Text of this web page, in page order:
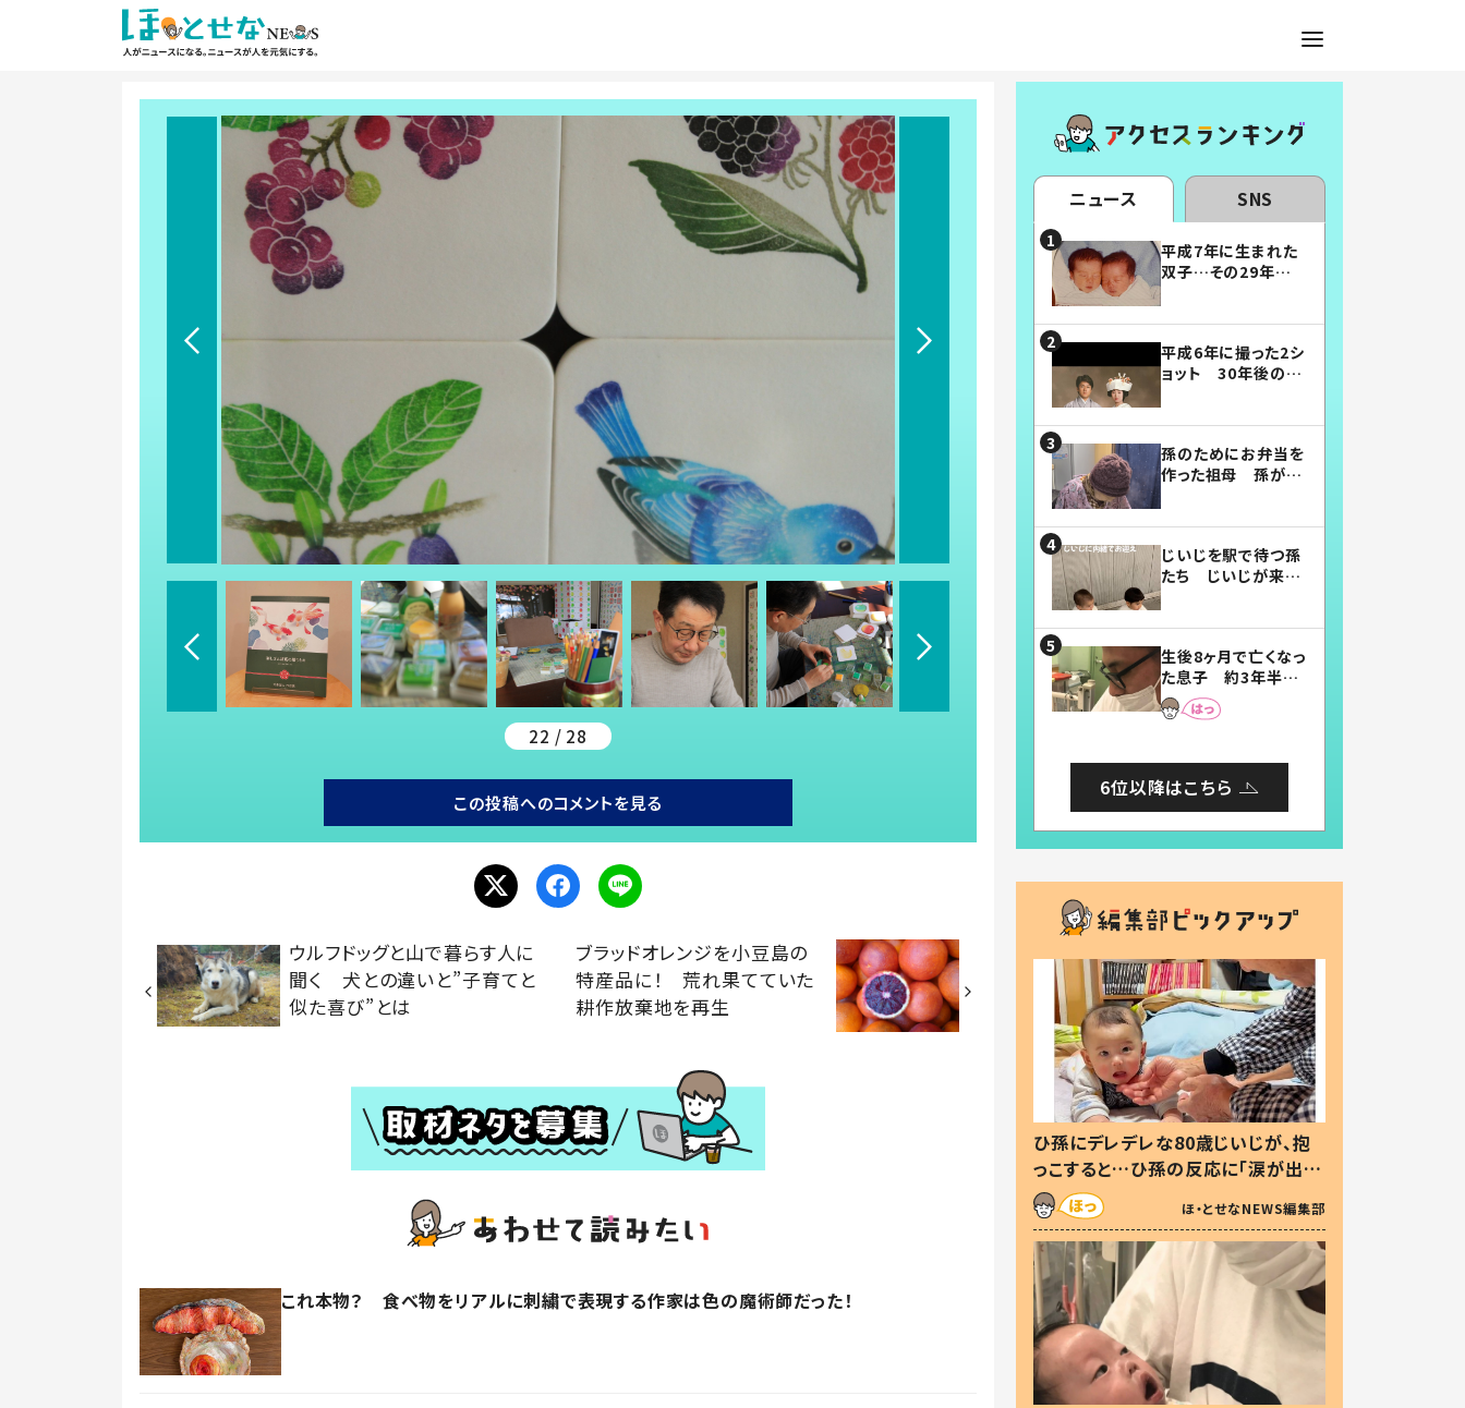
22 / 28
この投稿へのコメントを見る
ウルフドッグと山で暮らす人に
聞く 犬との違いと”子育てと
似た喜び”とは
ブラッドオレンジを小豆島の
特産品に！ 荒れ果てていた
耕作放棄地を再生
これ本物？ 食べ物をリアルに刺繍で表現する作家は色の魔術師だった！
ニュース SNS
平成7年に生まれた
双子…その29年後
平成6年に撮った2シ
ョット 30年後の姿
孫のためにお弁当を
作った祖母 孫が絶
じいじを駅で待つ孫
たち じいじが来た
まらない」「幸せにな
れる」
生後8ヶ月で亡くなっ
た息子 約3年半
後、当時の妻の日記
に書いてあった本音
6位以降はこちら
ひ孫にデレデレな80歳じいじが、抱
っこすると…ひ孫の反応に「涙が出ま
した」「可愛くて仕方ない」
ほ・とせなNEWS編集部